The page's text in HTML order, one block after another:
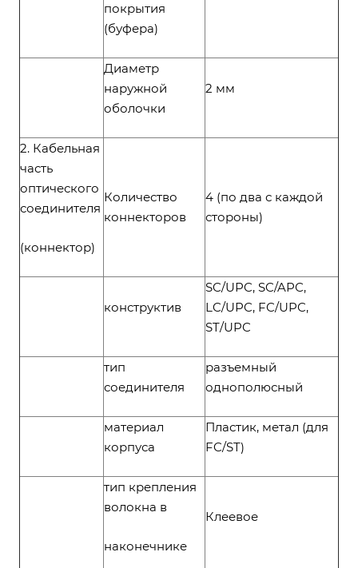
покрытия
(буфера)
Диаметр
наружной
оболочки
2 мм
2. Кабельная
часть
оптического
соединителя
(коннектор)
Количество
коннекторов
4 (по два с каждой
стороны)
конструктив
SC/UPC, SC/APC,
LC/UPC, FC/UPC,
ST/UPC
тип
соединителя
разъемный
однополюсный
материал
корпуса
Пластик, метал (для
FC/ST)
тип крепления
волокна в
наконечнике
Клеевое